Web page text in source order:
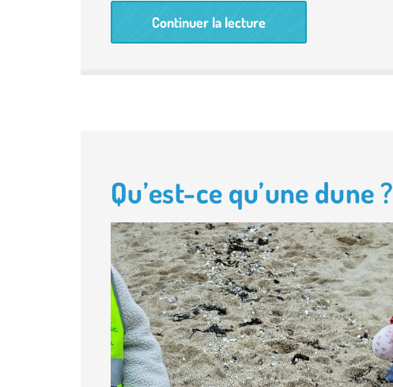
Continuer la lecture
Qu’est-ce qu’une dune ?